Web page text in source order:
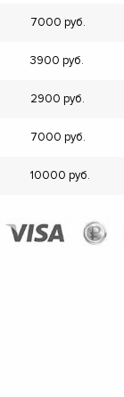
7000
3900
2900
7000
10000